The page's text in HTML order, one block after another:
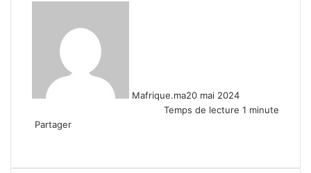
Mafrique.ma20 mai 2024
Temps de lecture 1 minute
Partager
email